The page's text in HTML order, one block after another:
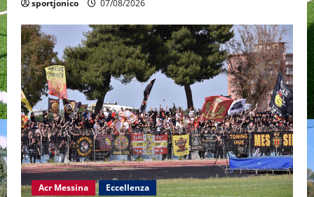
sportjonico 07/08/2026
Acr Messina Eccellenza